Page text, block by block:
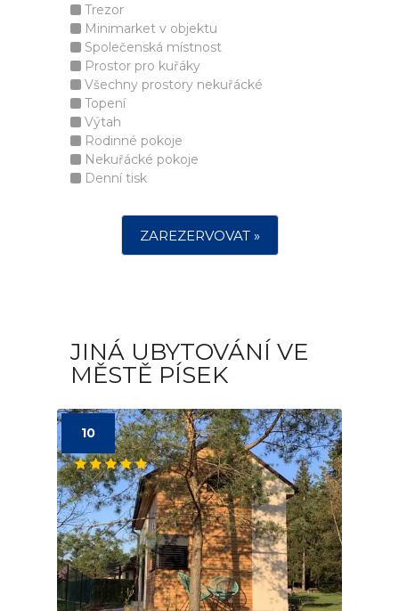
Trezor
Minimarket v objektu
Společenská místnost
Prostor pro kuřáky
Všechny prostory nekuřácké
Topení
Výtah
Rodinné pokoje
Nekuřácké pokoje
Denní tisk
ZAREZERVOVAT »
JINÁ UBYTOVÁNÍ VE
MĚSTĚ PÍSEK
10